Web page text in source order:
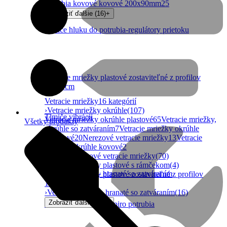
Tlmiče hluku do potrubia-regulátory prietoku
Tlmiče vibrácií
Vetracie mriežky do spiro potrubia
Vetracie mriežky plastové zostaviteľné z profilov
10x10cm
Vetracie mriežky- hranaté so zatváraním
potrubia kovové kovové 200x90mm25
Zobraziť ďalšie (16)+
Vetracie mriežky16 kategórií
›Vetracie mriežky okrúhle(107)
Vetracie mriežky okrúhle plastové65Vetracie mriežky,
okrúhle so zatváraním7Vetracie mriežky okrúhle
hliníkové20Nerezové vetracie mriežky13Vetracie
mriežky okrúhle kovové2
Hranaté plastové vetracie mriežky(70)
Vetracie mriežky plastové s rámčekom(4)
Vetracie mriežky plastové zostaviteľné z profilov
10x10cm
›Vetracie mriežky- hranaté so zatváraním(16)
Zobraziť ďalšie (11)
Všetky produkty